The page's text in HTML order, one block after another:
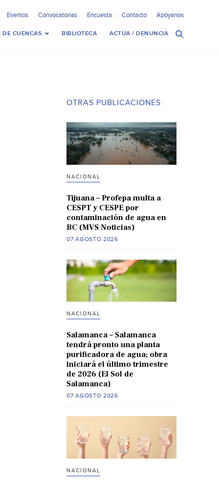
Eventos Convocatorias Encuesta Contacto Apóyanos
DE CUENCAS BIBLIOTECA ACTÚA / DENUNCIA
OTRAS PUBLICACIONES
NACIONAL
Tijuana – Profepa multa a
CESPT y CESPE por
contaminación de agua en
BC (MVS Noticias)
07 AGOSTO 2026
NACIONAL
Salamanca – Salamanca
tendrá pronto una planta
purificadora de agua; obra
iniciará el último trimestre
de 2026 (El Sol de
Salamanca)
07 AGOSTO 2026
NACIONAL